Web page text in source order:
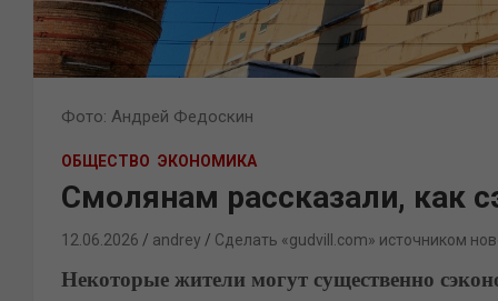
Фото: Андрей Федоскин
ОБЩЕСТВО ЭКОНОМИКА
Смолянам рассказали, как
12.06.2026 andrey Сделать «gudvill.com» источником
Некоторые жители могут существенно